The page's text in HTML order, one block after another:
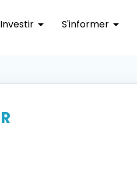
Investirarrow_drop_down S'informerarrow_drop_down